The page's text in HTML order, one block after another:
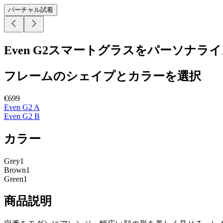
バーチャル試着
Even G2スマートグラスをパーソナラ
フレームのシェイプとカラーを選択
€699
Even G2 A
Even G2 B
カラー
Grey1
Brown1
Green1
商品説明